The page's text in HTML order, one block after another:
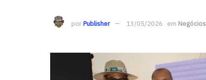
porPublisher 13/05/2026 em Negócios